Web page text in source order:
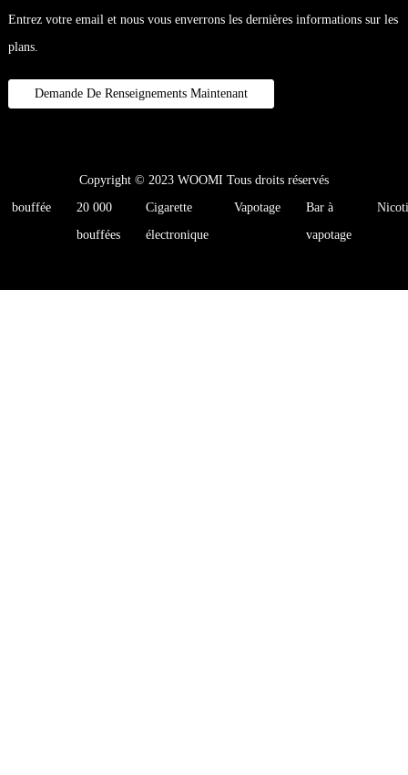
Entrez votre email et nous vous enverrons les dernières informations sur les
plans.
Demande De Renseignements Maintenant
Copyright © 2023 WOOMI Tous droits réservés
bouffée
20 000
bouffées
Cigarette
électronique
Vapotage
Bar à
vapotage